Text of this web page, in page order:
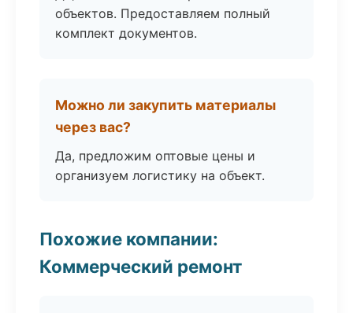
объектов. Предоставляем полный
комплект документов.
Можно ли закупить материалы
через вас?
Да, предложим оптовые цены и
организуем логистику на объект.
Похожие компании:
Коммерческий ремонт